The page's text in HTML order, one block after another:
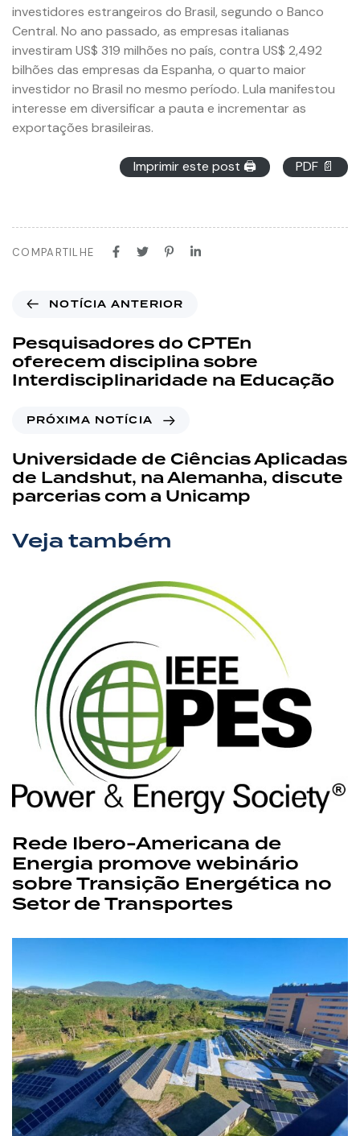
investidores estrangeiros do Brasil, segundo o Banco
Central. No ano passado, as empresas italianas
investiram US$ 319 milhões no país, contra US$ 2,492
bilhões das empresas da Espanha, o quarto maior
investidor no Brasil no mesmo período. Lula manifestou
interesse em diversificar a pauta e incrementar as
exportações brasileiras.
Imprimir este post 🖨 PDF 📄
COMPARTILHE
NOTÍCIA ANTERIOR
Pesquisadores do CPTEn
oferecem disciplina sobre
Interdisciplinaridade na Educação
PRÓXIMA NOTÍCIA
Universidade de Ciências Aplicadas
de Landshut, na Alemanha, discute
parcerias com a Unicamp
Veja também
Rede Ibero-Americana de
Energia promove webinário
sobre Transição Energética no
Setor de Transportes